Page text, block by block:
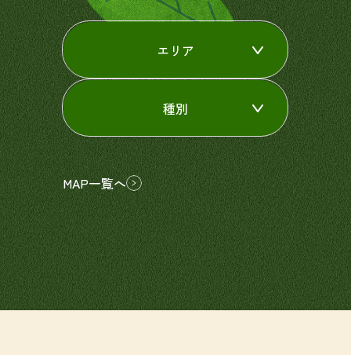
エリア
種別
MAP一覧へ